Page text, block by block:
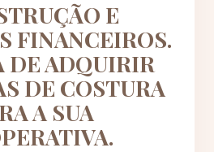
E
FINANCEIROS.
DE ADQUIRIR
DE COSTURA
A SUA